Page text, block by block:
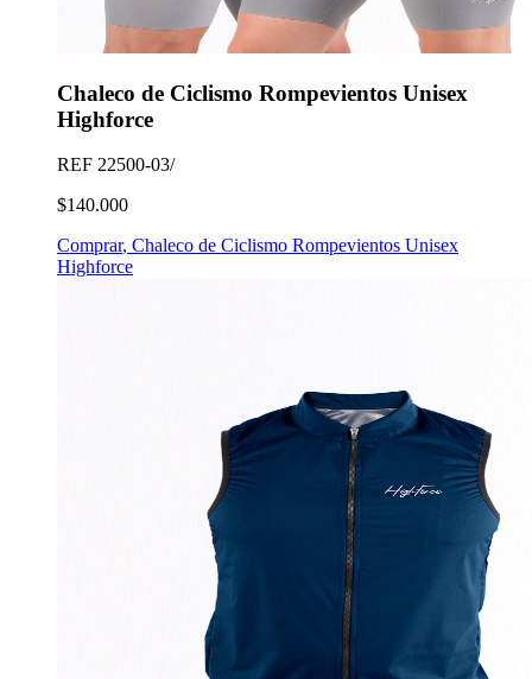
Chaleco de Ciclismo Rompevientos Unisex
Highforce
REF 22500-03/
$140.000
Comprar, Chaleco de Ciclismo Rompevientos Unisex
Highforce